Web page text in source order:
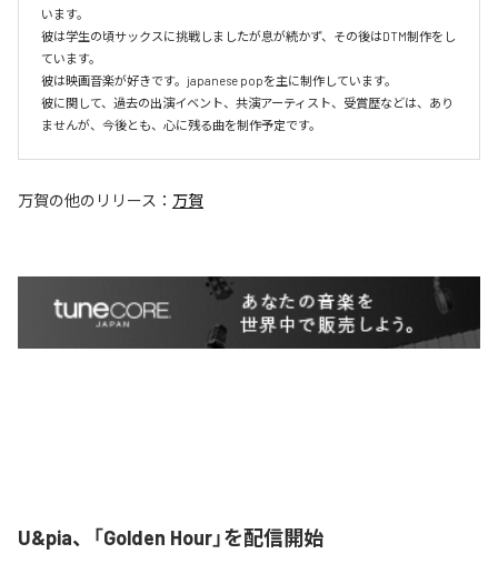
います。
彼は学生の頃サックスに挑戦しましたが息が続かず、その後はDTM制作をし
ています。
彼は映画音楽が好きです。japanese popを主に制作しています。
彼に関して、過去の出演イベント、共演アーティスト、受賞歴などは、あり
ませんが、今後とも、心に残る曲を制作予定です。
万賀の他のリリース： 万賀
U&pia、「Golden Hour」を配信開始